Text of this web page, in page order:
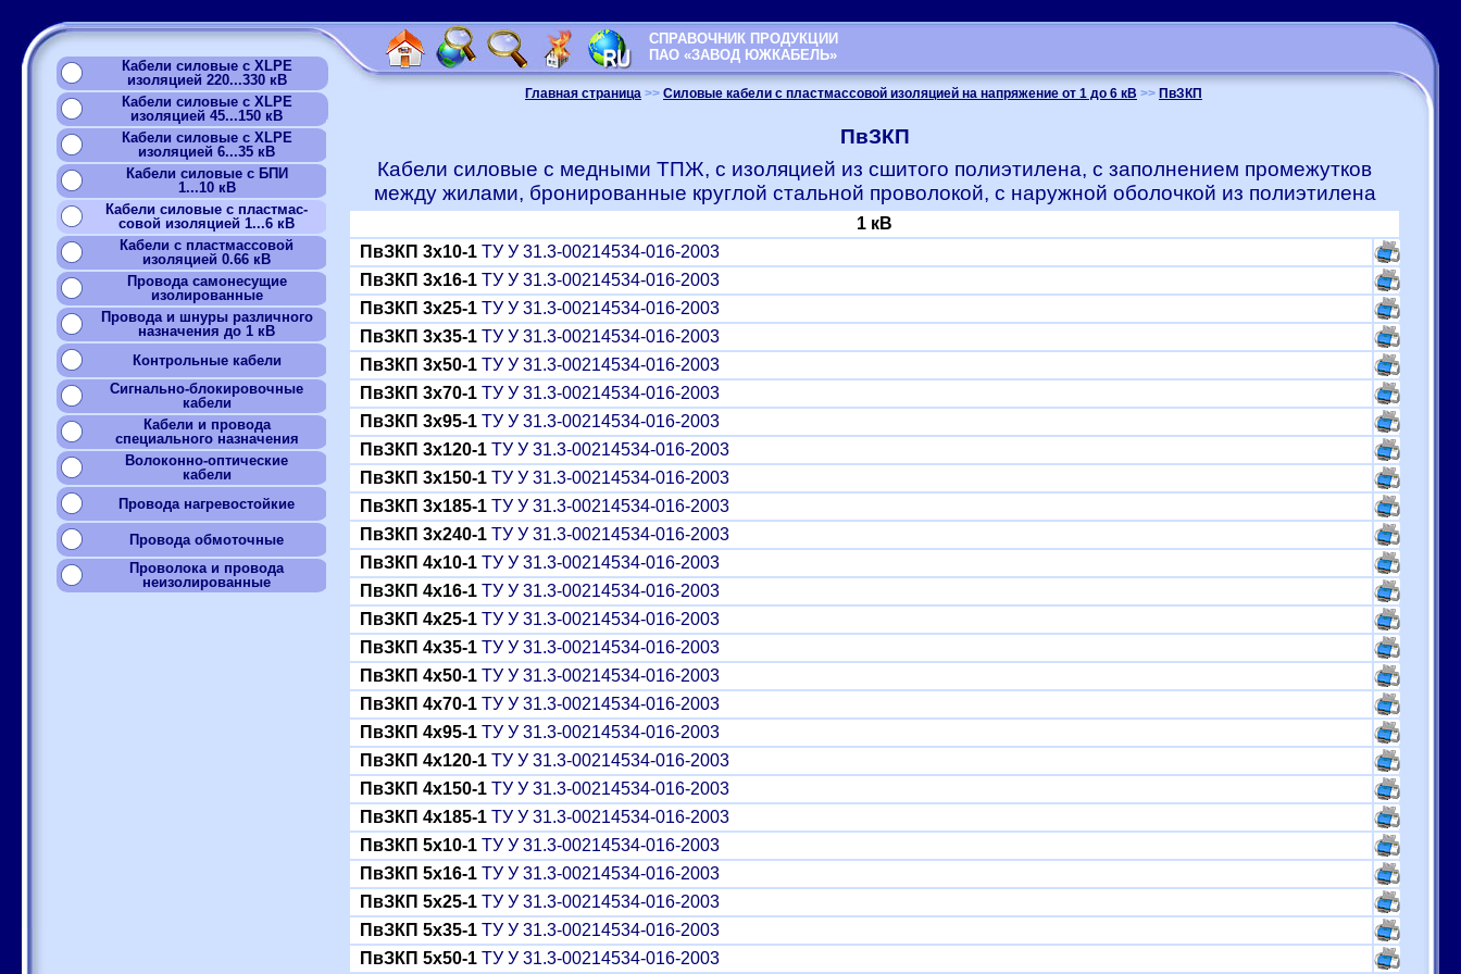
Кабели силовые с XLPE
изоляцией 220...330 кВ
Кабели силовые с XLPE
изоляцией 45...150 кВ
Кабели силовые с XLPE
изоляцией 6...35 кВ
Кабели силовые с БПИ
1...10 кВ
Кабели силовые с пластмас-
совой изоляцией 1...6 кВ
Кабели с пластмассовой
изоляцией 0.66 кВ
Провода самонесущие
изолированные
Провода и шнуры различного
назначения до 1 кВ
Контрольные кабели
Сигнально-блокировочные
кабели
Кабели и провода
специального назначения
Волоконно-оптические
кабели
Провода нагревостойкие
Провода обмоточные
Проволока и провода
неизолированные
СПРАВОЧНИК ПРОДУКЦИИ
ПАО «ЗАВОД ЮЖКАБЕЛЬ»
Главная страница >> Силовые кабели с пластмассовой изоляцией на напряжение от 1 до 6 кВ >> ПвЗКП
ПвЗКП
Кабели силовые с медными ТПЖ, с изоляцией из сшитого полиэтилена, с заполнением промежутков
между жилами, бронированные круглой стальной проволокой, с наружной оболочкой из полиэтилена
1 кВ
ПвЗКП 3x10-1 ТУ У 31.3-00214534-016-2003
ПвЗКП 3x16-1 ТУ У 31.3-00214534-016-2003
ПвЗКП 3x25-1 ТУ У 31.3-00214534-016-2003
ПвЗКП 3x35-1 ТУ У 31.3-00214534-016-2003
ПвЗКП 3x50-1 ТУ У 31.3-00214534-016-2003
ПвЗКП 3x70-1 ТУ У 31.3-00214534-016-2003
ПвЗКП 3x95-1 ТУ У 31.3-00214534-016-2003
ПвЗКП 3x120-1 ТУ У 31.3-00214534-016-2003
ПвЗКП 3x150-1 ТУ У 31.3-00214534-016-2003
ПвЗКП 3x185-1 ТУ У 31.3-00214534-016-2003
ПвЗКП 3x240-1 ТУ У 31.3-00214534-016-2003
ПвЗКП 4x10-1 ТУ У 31.3-00214534-016-2003
ПвЗКП 4x16-1 ТУ У 31.3-00214534-016-2003
ПвЗКП 4x25-1 ТУ У 31.3-00214534-016-2003
ПвЗКП 4x35-1 ТУ У 31.3-00214534-016-2003
ПвЗКП 4x50-1 ТУ У 31.3-00214534-016-2003
ПвЗКП 4x70-1 ТУ У 31.3-00214534-016-2003
ПвЗКП 4x95-1 ТУ У 31.3-00214534-016-2003
ПвЗКП 4x120-1 ТУ У 31.3-00214534-016-2003
ПвЗКП 4x150-1 ТУ У 31.3-00214534-016-2003
ПвЗКП 4x185-1 ТУ У 31.3-00214534-016-2003
ПвЗКП 5x10-1 ТУ У 31.3-00214534-016-2003
ПвЗКП 5x16-1 ТУ У 31.3-00214534-016-2003
ПвЗКП 5x25-1 ТУ У 31.3-00214534-016-2003
ПвЗКП 5x35-1 ТУ У 31.3-00214534-016-2003
ПвЗКП 5x50-1 ТУ У 31.3-00214534-016-2003